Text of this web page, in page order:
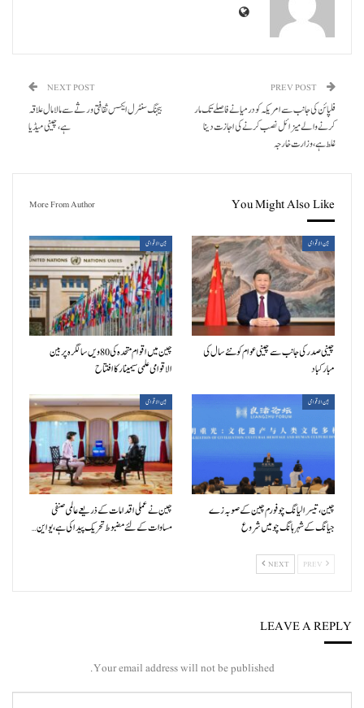
فلپائن کی جانب سے امریکہ کو درمیانے فاصلے تک مار
کرنے والے میزائل نصب کرنے کی اجازت دینا
غلط ہے، وزارت خارجہ
NEXT POST
بیجنگ سنٹرل ایکسس ثقافتی ورثے سے مالا مال علاقہ
ہے، چینی میڈیا
You Might Also Like
More From Author
بین الاقوامی
چینی صدر کی جانب سے چینی عوام کو نئے سال کی
مبارکباد
بین الاقوامی
چین میں اقوام متحدہ کی 80ویں سالگرہ پر بین
الاقوامی علمی سیمینار کا افتتاح
بین الاقوامی
چین، تیسرا لیانگ چو فورم چین کے صوبہ زے
جیانگ کے شہر ہانگ چو میں شروع
بین الاقوامی
چین نے عملی اقدامات کے ذریعے عالمی صنفی
مساوات کے لئے مضبوط تحریک پیدا کی ہے، یو این…
NEXT
LEAVE A REPLY
Your email address will not be published.